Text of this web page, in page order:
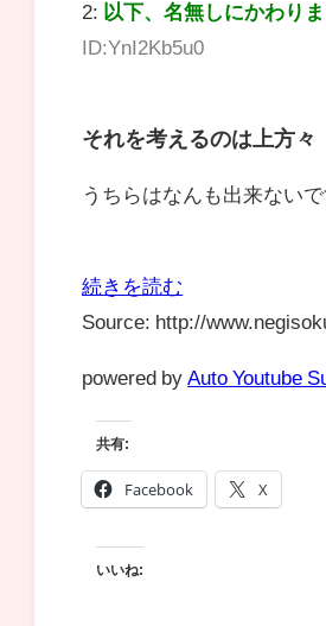
2: 以下、名無しにかわり
ID:YnI2Kb5u0
それを考えるのは上方々
うちらはなんも出来ない
続きを読む
Source: http://
powered by Auto Youtube
共有:
Facebook X
いいね: